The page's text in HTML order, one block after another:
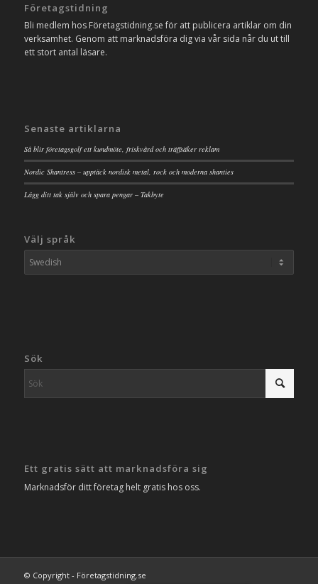
Företagstidning
Bli medlem hos Företagstidning.se för att publicera artiklar om din
verksamhet. Genom att marknadsföra dig via vår sida når du ut till
ett stort antal läsare.
Senaste artiklarna
Så blir företagsgolf ett kundmöte, friskvård och träffsäker reklam
Nordic Shantress – upptäck nordisk metal, rock och moderna shanties
Lägg ditt tak själv och spara pengar – Takbyte
Välj språk
Sök
Ett gratis sätt att marknadsföra sig
Marknadsför ditt företag helt gratis hos oss.
© Copyright - Företagstidning.se